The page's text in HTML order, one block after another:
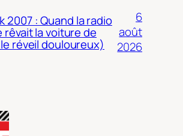
2007 : Quand la radio
rêvait la voiture de
réveil douloureux)
6
août
2026